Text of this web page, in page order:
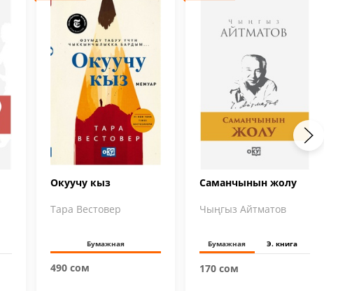
Окуучу кыз
Тара Вестовер
Бумажная
490 сом
Саманчынын жолу
Чыңгыз Айтматов
Бумажная Э. книга
170 сом